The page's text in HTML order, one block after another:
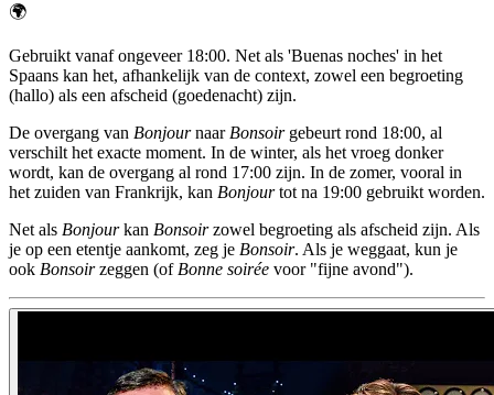
🌍
Gebruikt vanaf ongeveer 18:00. Net als 'Buenas noches' in het
Spaans kan het, afhankelijk van de context, zowel een begroeting
(hallo) als een afscheid (goedenacht) zijn.
De overgang van Bonjournaar Bonsoirgebeurt rond 18:00, al
verschilt het exacte moment. In de winter, als het vroeg donker
wordt, kan de overgang al rond 17:00 zijn. In de zomer, vooral in
het zuiden van Frankrijk, kan Bonjourtot na 19:00 gebruikt worden.
Net als Bonjourkan Bonsoirzowel begroeting als afscheid zijn. Als
je op een etentje aankomt, zeg je Bonsoir. Als je weggaat, kun je
ook Bonsoirzeggen (of Bonne soirée voor "fijne avond").